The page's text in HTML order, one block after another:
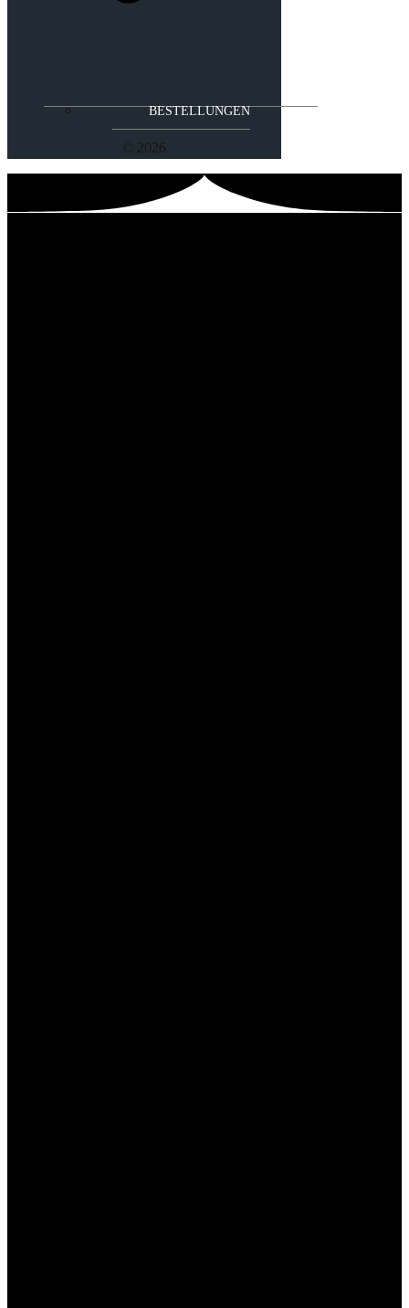
BESTELLUNGEN
© 2026